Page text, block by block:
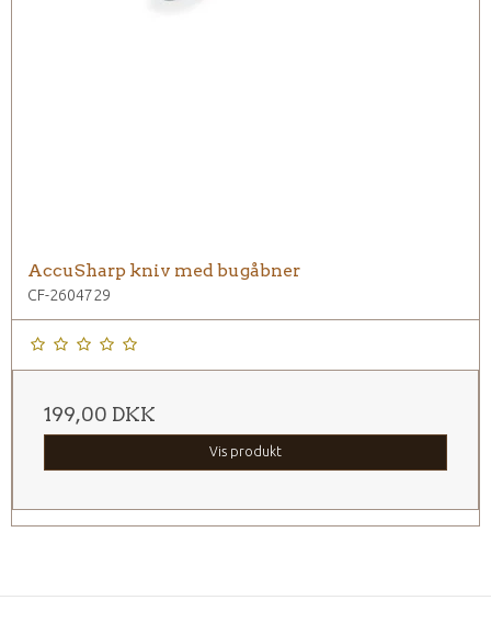
AccuSharp kniv med bugåbner
CF-2604729
199,00 DKK
Vis produkt